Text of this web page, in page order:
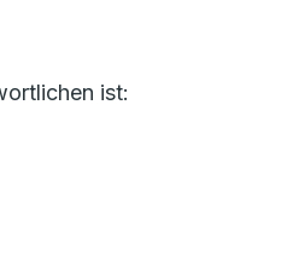
ist: